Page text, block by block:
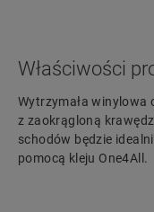
Właściwości
Wytrzymała winylowa
z zaokrągloną
schodów będzie
pomocą kleju One4All.